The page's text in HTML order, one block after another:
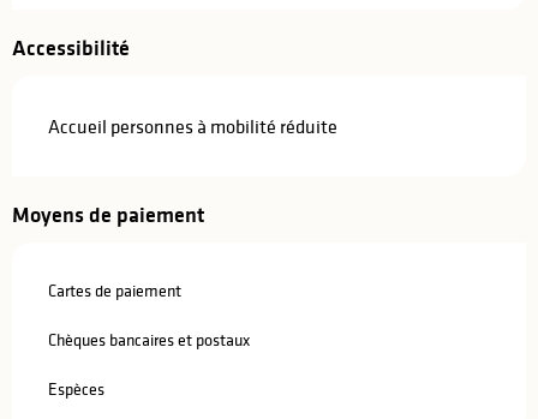
Accessibilité
Accueil personnes à mobilité réduite
Moyens de paiement
Cartes de paiement
Chèques bancaires et postaux
Espèces